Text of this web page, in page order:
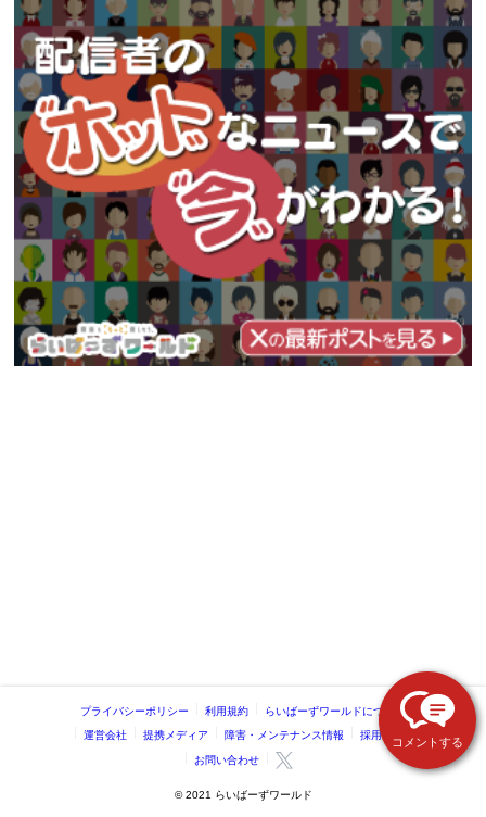
コメントする
プライバシーポリシー 利用規約 らいばーずワールドについて
運営会社 提携メディア 障害・メンテナンス情報 採用情報
お問い合わせ
©️ 2021 らいばーずワールド